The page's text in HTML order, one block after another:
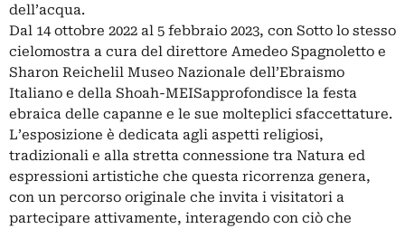
dell’acqua.
Dal 14 ottobre 2022 al 5 febbraio 2023, con Sotto lo stesso
cielomostra a cura del direttore Amedeo Spagnoletto e
Sharon Reichelil Museo Nazionale dell’Ebraismo
Italiano e della Shoah-MEISapprofondisce la festa
ebraica delle capanne e le sue molteplici sfaccettature.
L’esposizione è dedicata agli aspetti religiosi,
tradizionali e alla stretta connessione tra Natura ed
espressioni artisti­che che questa ricorrenza genera,
con un percorso originale che invita i visitatori a
partecipare attivamente, interagendo con ciò che